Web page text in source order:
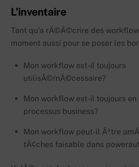
L’inventaire
Tant qu’a rÃ©Ã©crire des
moment aussi pour se poser les
Mon workflow est-il toujours
utilisÃ©/nÃ©cessaire?
Mon workflow est-il toujours en
processus business?
Mon workflow peut-il Ãªtre
tÃ¢ches faisable dans